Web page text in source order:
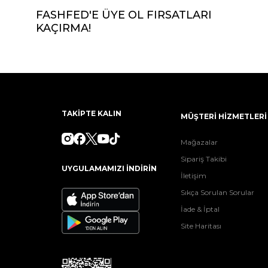
FASHFED'E ÜYE OL FIRSATLARI
KAÇIRMA!
TAKİPTE KALIN
UYGULAMAMIZI İNDİRİN
MÜŞTERİ HİZMETLERİ
Mağazalar
Sipariş Takibi
İletişim
Sıkça Sorulan Sorular
İade & İptal
Site Haritası